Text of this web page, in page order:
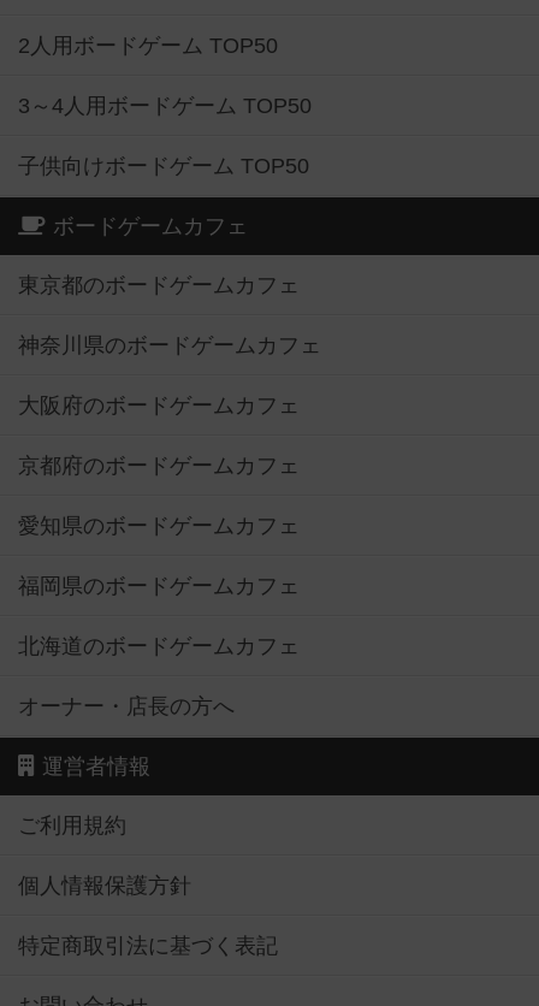
2人用ボードゲーム TOP50
3～4人用ボードゲーム TOP50
子供向けボードゲーム TOP50
ボードゲームカフェ
東京都のボードゲームカフェ
神奈川県のボードゲームカフェ
大阪府のボードゲームカフェ
京都府のボードゲームカフェ
愛知県のボードゲームカフェ
福岡県のボードゲームカフェ
北海道のボードゲームカフェ
オーナー・店長の方へ
運営者情報
ご利用規約
個人情報保護方針
特定商取引法に基づく表記